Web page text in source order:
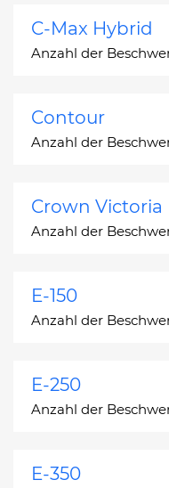
C-Max Hybrid
Anzahl der
Contour
Anzahl der
Crown Victoria
Anzahl der
E-150
Anzahl der
E-250
Anzahl der
E-350